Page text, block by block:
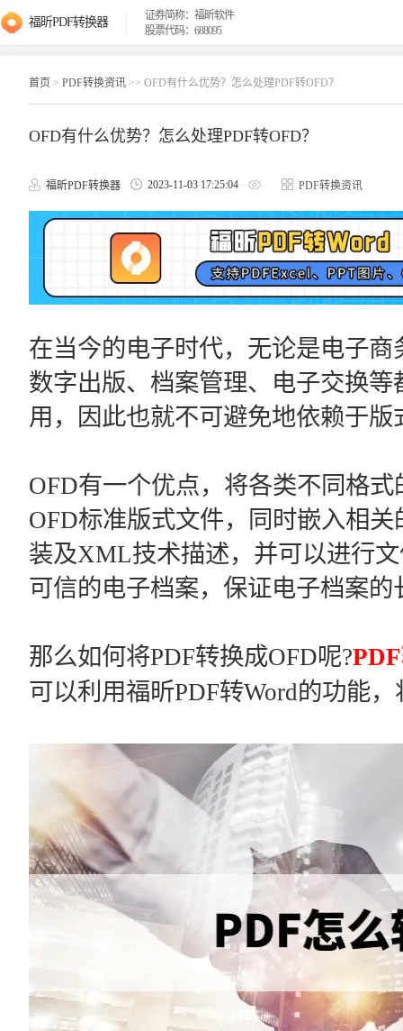
福昕PDF转换器
证券简称：福昕软件
股票代码：688095
首页 > PDF转换资讯 >> OFD有什么优势？怎么处理PDF转OFD？
OFD有什么优势？怎么处理PDF转OFD？
福昕PDF转换器 2023-11-03 17:25:04 PDF转换资讯
在当今的电子时代，无论是电子
数字出版、档案管理、电子交换
用，因此也就不可避免地依赖于版
OFD有一个优点，将各类不同格
OFD标准版式文件，同时嵌入相
装及XML技术描述，并可以进行
可信的电子档案，保证电子档案的
那么如何将PDF转换成OFD呢?
可以利用福昕PDF转Word的功能